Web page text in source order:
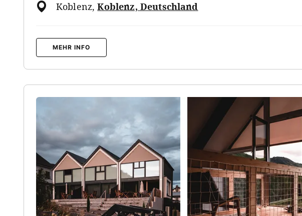
Koblenz,Koblenz, Deutschland
MEHR INFO